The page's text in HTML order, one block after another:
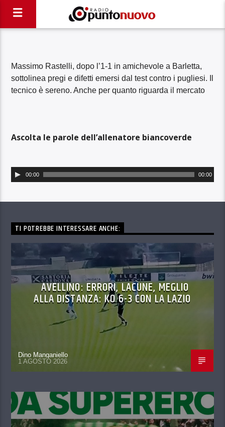
Massimo Rastelli, dopo l’1-1 in amichevole a Barletta,
sottolinea pregi e difetti emersi dal test contro i pugliesi. Il
tecnico è sereno. Anche per quanto riguarda il mercato
Ascolta le parole dell’allenatore biancoverde
Audio
Player
00:00 00:00
TI POTREBBE INTERESSARE ANCHE:
AVELLINO: ERRORI, LACUNE, MEGLIO
ALLA DISTANZA: KO 6-3 CON LA LAZIO
Dino Manganiello
1 AGOSTO 2026